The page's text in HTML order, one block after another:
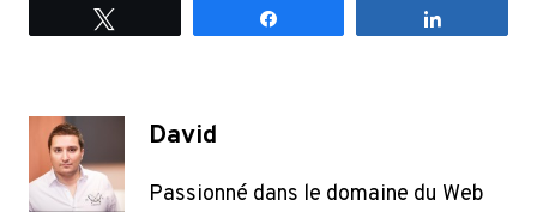
David
Passionné dans le domaine du Web